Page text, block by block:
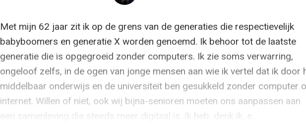
Met mijn 62 jaar zit ik op de grens van de generaties die respectievelijk
babyboomers en generatie X worden genoemd. Ik behoor tot de laatste
generatie die is opgegroeid zonder computers. Ik zie soms verwarring,
ongeloof zelfs, in de ogen van jonge mensen aan wie ik vertel dat ik door
middelbaar onderwijs en de universiteit ben gesukkeld zonder computer
internet. Willen of niet, ook wij bijna-senioren moeten ons aanpassen aan
een samenleving die steeds meer digitaal is. Ik heb, denk ik, e...